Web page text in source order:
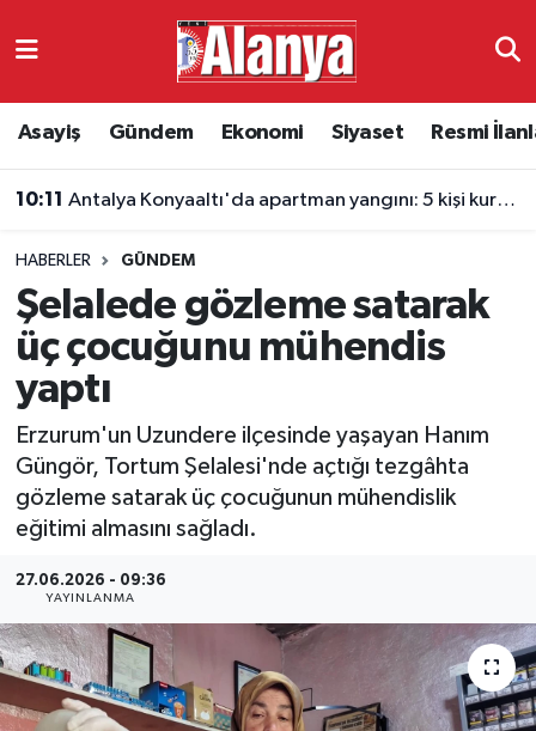
Asayiş Gündem Ekonomi Siyaset Resmi
10:11 Antalya Konyaaltı'da apartman yangını: 5 kişi kurtarıldı
HABERLER GÜNDEM
Şelalede gözleme satarak
üç çocuğunu mühendis
yaptı
Erzurum'un Uzundere ilçesinde yaşayan Hanım
Güngör, Tortum Şelalesi'nde açtığı tezgâhta
gözleme satarak üç çocuğunun mühendislik
eğitimi almasını sağladı.
27.06.2026 - 09:36
YAYINLANMA
Ekonomi
Resmi İlanlar
Alanyaspor
Turizm
E-Gazete
Antalya Namaz Vakitleri
Süper Lig Puan Durumu ve Fikstür
Tüm Manşetler
Son Dakika Haberleri
Haber Arşivi